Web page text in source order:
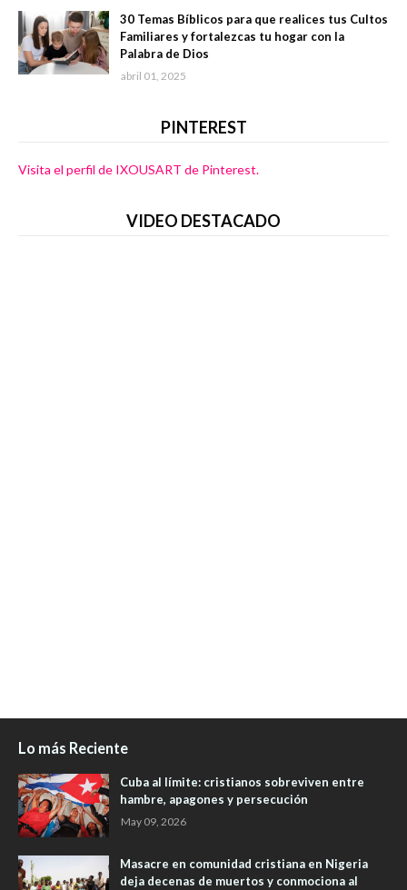
30 Temas Bíblicos para que realices tus Cultos
Familiares y fortalezcas tu hogar con la
Palabra de Dios
abril 01, 2025
PINTEREST
Visita el perfil de IXOUSART de Pinterest.
VIDEO DESTACADO
Lo más Reciente
Cuba al límite: cristianos sobreviven entre
hambre, apagones y persecución
May 09, 2026
Masacre en comunidad cristiana en Nigeria
deja decenas de muertos y conmociona al